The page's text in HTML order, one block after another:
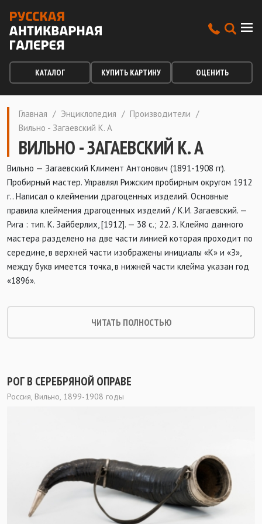
КАТАЛОГ КУПИТЬ КАРТИНУ ОЦЕНИТЬ
Главная / Энциклопедия / Производители /
Вильно - Загаевский К. А
ВИЛЬНО - ЗАГАЕВСКИЙ К. А
Вильно — Загаевский Климент Антонович (1891-1908 гг).
Пробирный мастер. Управлял Рижским пробирным округом 1912
г.. Написал о клеймении драгоценных изделий. Основные
правила клеймения драгоценных изделий / К.И. Загаевский. —
Рига : тип. К. Зайберлих, [1912]. — 38 с.; 22. З. Клеймо данного
мастера разделено на две части линией которая проходит по
середине, в верхней части изображены инициалы «К» и «З»,
между букв имеется точка, в нижней части клейма указан год
«1896».
ЧИТАТЬ ПОЛНОСТЬЮ
РОГ В СЕРЕБРЯНОЙ ОПРАВЕ
Россия, Вильно, 1899-1908 годы